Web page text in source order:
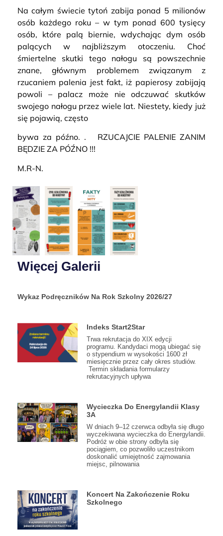
Na całym świecie tytoń zabija ponad 5 milionów
osób każdego roku – w tym ponad 600 tysięcy
osób, które palą biernie, wdychając dym osób
palących w najbliższym otoczeniu. Choć
śmiertelne skutki tego nałogu są powszechnie
znane, głównym problemem związanym z
rzucaniem palenia jest fakt, iż papierosy zabijają
powoli – palacz może nie odczuwać skutków
swojego nałogu przez wiele lat. Niestety, kiedy już
się pojawią, często
bywa za późno. . RZUCAJCIE PALENIE ZANIM
BĘDZIE ZA PÓŹNO !!!
M.R-N.
Więcej Galerii
Wykaz Podręczników Na Rok Szkolny 2026/27
Indeks Start2Star
Trwa rekrutacja do XIX edycji
programu. Kandydaci mogą ubiegać się
o stypendium w wysokości 1600 zł
miesięcznie przez cały okres studiów.
Termin składania formularzy
rekrutacyjnych upływa
Wycieczka Do Energylandii Klasy
3A
W dniach 9–12 czerwca odbyła się długo
wyczekiwana wycieczka do Energylandii.
Podróż w obie strony odbyła się
pociągiem, co pozwoliło uczestnikom
doskonalić umiejętność zajmowania
miejsc, pilnowania
Koncert Na Zakończenie Roku
Szkolnego